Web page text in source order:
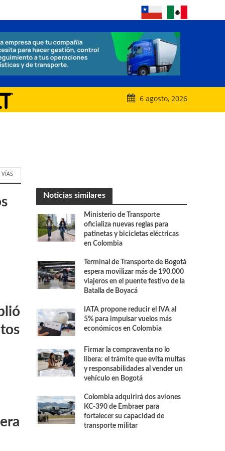
6 agosto, 2026
VÍAS
Noticias similares
Ministerio de Transporte
oficializa nuevas reglas para
patinetas y bicicletas eléctricas
en Colombia
Terminal de Transporte de Bogotá
espera movilizar más de 190.000
viajeros en el puente festivo de la
Batalla de Boyacá
IATA propone reducir el IVA al
5% para impulsar vuelos más
económicos en Colombia
Firmar la compraventa no lo
libera: el trámite que evita multas
y responsabilidades al vender un
vehículo en Bogotá
Colombia adquirirá dos aviones
KC-390 de Embraer para
fortalecer su capacidad de
transporte militar